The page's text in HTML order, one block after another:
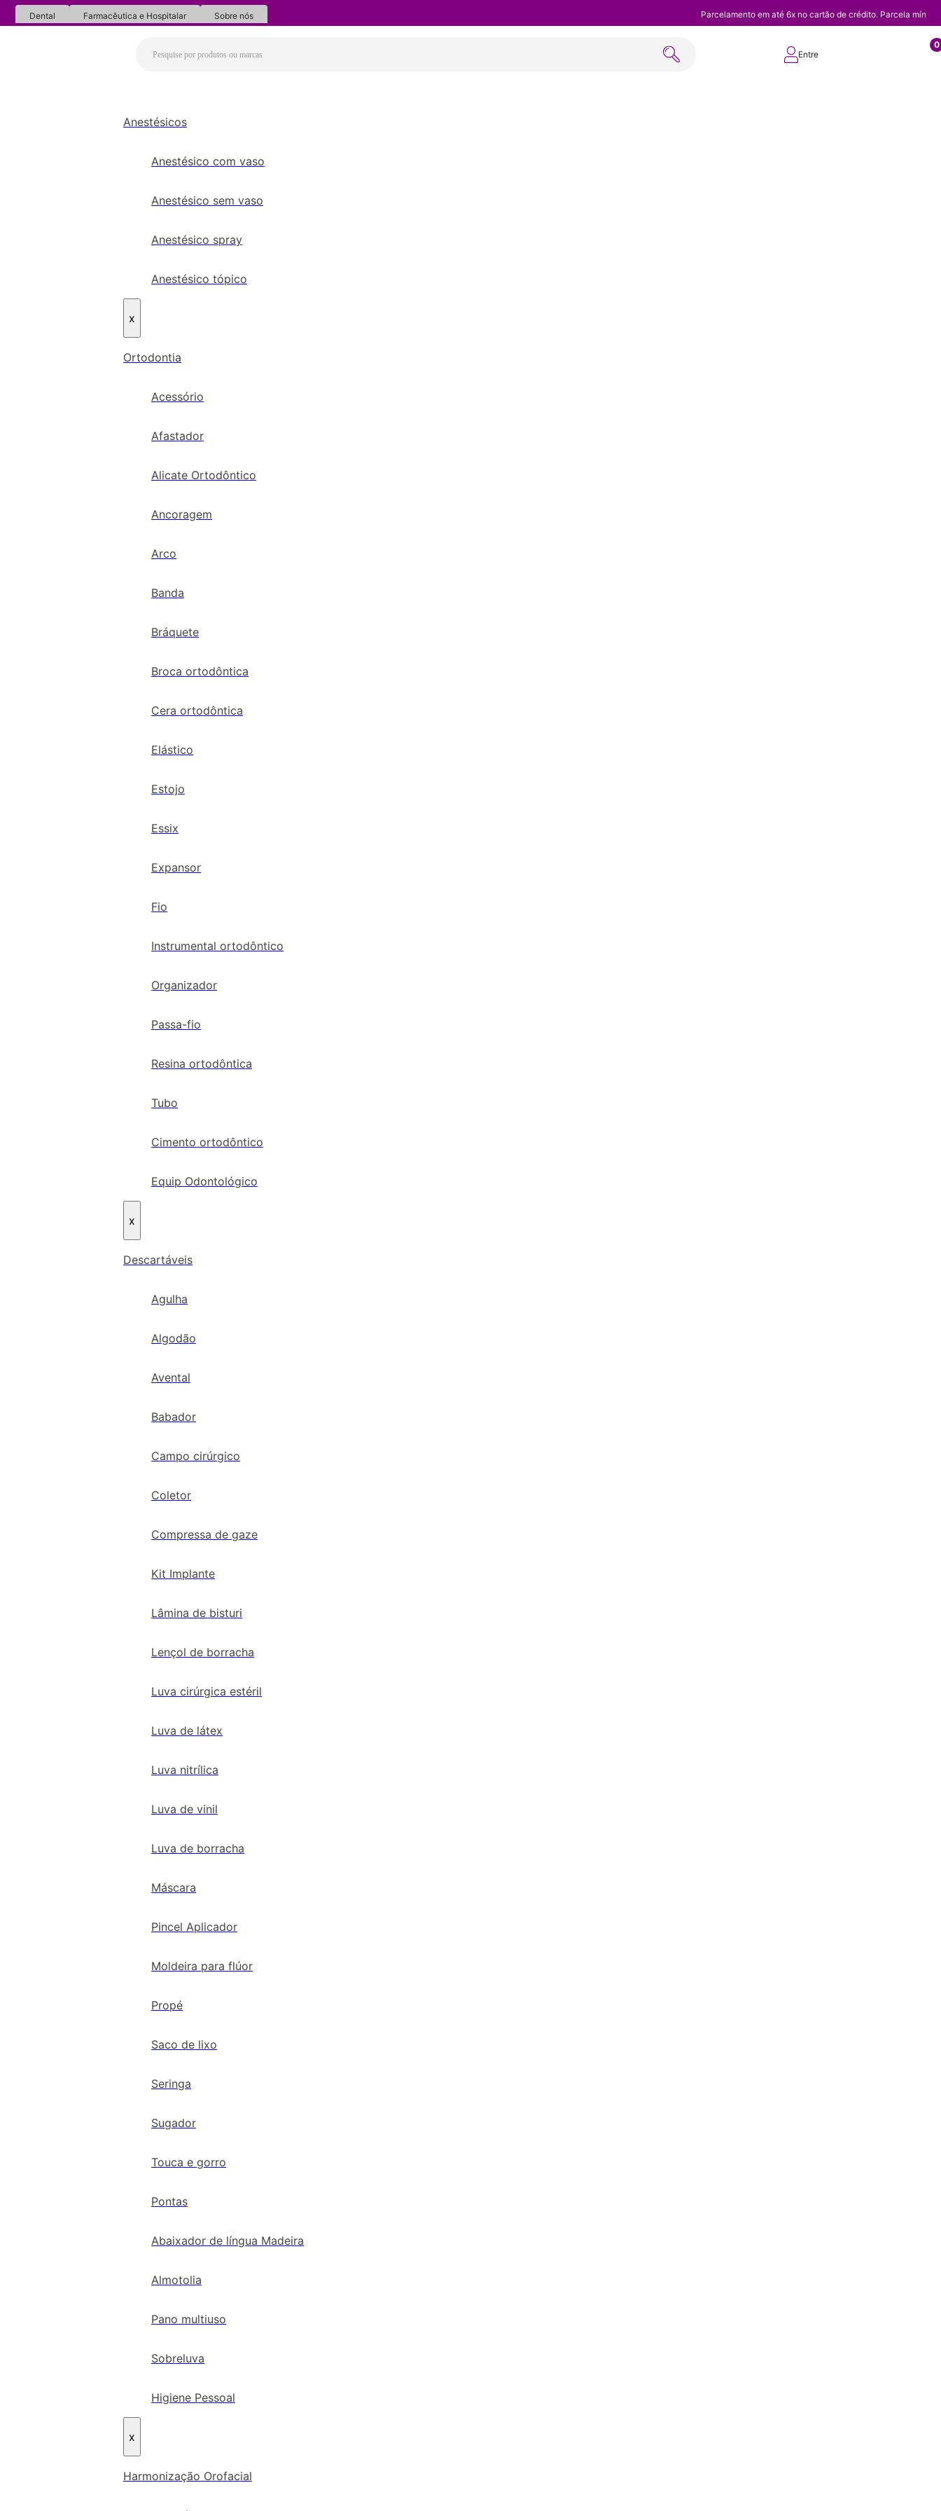
Dental Farmacêutica e Hospitalar Sobre nós Parcelamento em até 6x no cartão de crédito. Parcela
Entre
0
Anestésicos
Anestésico com vaso
Anestésico sem vaso
Anestésico spray
Anestésico tópico
x
Ortodontia
Acessório
Afastador
Alicate Ortodôntico
Ancoragem
Arco
Banda
Bráquete
Broca ortodôntica
Cera ortodôntica
Elástico
Estojo
Essix
Expansor
Fio
Instrumental ortodôntico
Organizador
Passa-fio
Resina ortodôntica
Tubo
Cimento ortodôntico
Equip Odontológico
x
Descartáveis
Agulha
Algodão
Avental
Babador
Campo cirúrgico
Coletor
Compressa de gaze
Kit Implante
Lâmina de bisturi
Lençol de borracha
Luva cirúrgica estéril
Luva de látex
Luva nitrílica
Luva de vinil
Luva de borracha
Máscara
Pincel Aplicador
Moldeira para flúor
Propé
Saco de lixo
Seringa
Sugador
Touca e gorro
Pontas
Abaixador de língua Madeira
Almotolia
Pano multiuso
Sobreluva
Higiene Pessoal
x
Harmonização Orofacial